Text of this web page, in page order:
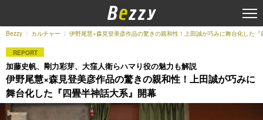
Bezzy カルチャー 伊野尾慧×森見登美彦作品の驚きの親和性！上田誠が巧みに舞台化した
REPORT
加藤史帆、剛力彩芽、大窪人衛らハマり役の魅力も解説
伊野尾慧×森見登美彦作品の驚きの親和性！上田誠が巧みに
舞台化した『四畳半神話大系』開幕